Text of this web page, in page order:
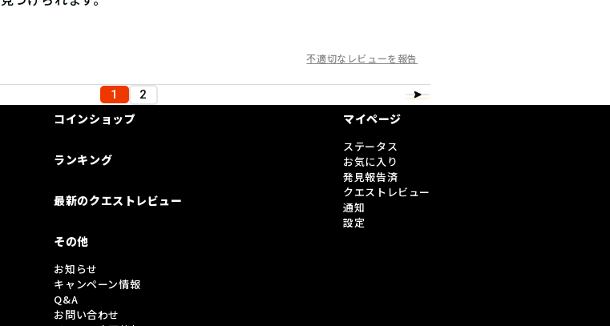
不適切なレビューを報告
1 2
コインショップ
ランキング
最新のクエストレビュー
その他
お知らせ
キャンペーン情報
Q&A
お問い合わせ
マイページ
ステータス
お気に入り
発見報告済
クエストレビュー
通知
設定